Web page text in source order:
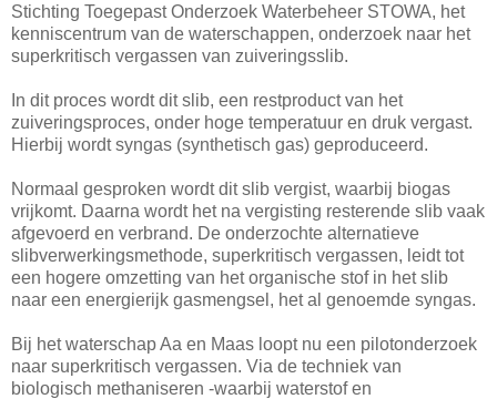
Stichting Toegepast Onderzoek Waterbeheer STOWA, het
kenniscentrum van de waterschappen, onderzoek naar het
superkritisch vergassen van zuiveringsslib.
In dit proces wordt dit slib, een restproduct van het
zuiveringsproces, onder hoge temperatuur en druk vergast.
Hierbij wordt syngas (synthetisch gas) geproduceerd.
Normaal gesproken wordt dit slib vergist, waarbij biogas
vrijkomt. Daarna wordt het na vergisting resterende slib vaak
afgevoerd en verbrand. De onderzochte alternatieve
slibverwerkingsmethode, superkritisch vergassen, leidt tot
een hogere omzetting van het organische stof in het slib
naar een energierijk gasmengsel, het al genoemde syngas.
Bij het waterschap Aa en Maas loopt nu een pilotonderzoek
naar superkritisch vergassen. Via de techniek van
biologisch methaniseren -waarbij waterstof en